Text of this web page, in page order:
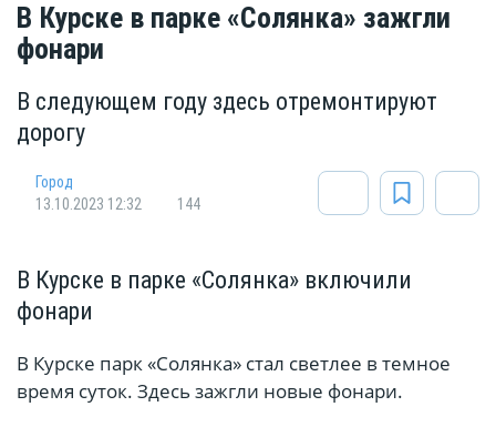
В Курске в парке «Солянка» зажгли
фонари
В следующем году здесь отремонтируют
дорогу
Город
13.10.2023 12:32
144
В Курске в парке «Солянка» включили
фонари
В Курске парк «Солянка» стал светлее в темное
время суток. Здесь зажгли новые фонари.